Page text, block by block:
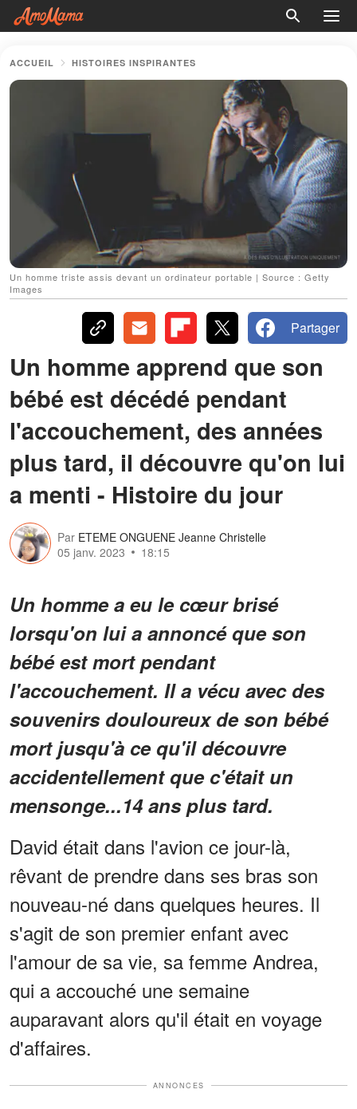
ACCUEIL HISTOIRES INSPIRANTES
Un homme triste assis devant un ordinateur portable | Source : Getty
Images
Partager
Un homme apprend que son
bébé est décédé pendant
l'accouchement, des années
plus tard, il découvre qu'on lui
a menti - Histoire du jour
Par ETEME ONGUENE Jeanne Christelle
05 janv. 2023
18:15
Un homme a eu le cœur brisé
lorsqu'on lui a annoncé que son
bébé est mort pendant
l'accouchement. Il a vécu avec des
souvenirs douloureux de son bébé
mort jusqu'à ce qu'il découvre
accidentellement que c'était un
mensonge...14 ans plus tard.
David était dans l'avion ce jour-là,
rêvant de prendre dans ses bras son
nouveau-né dans quelques heures. Il
s'agit de son premier enfant avec
l'amour de sa vie, sa femme Andrea,
qui a accouché une semaine
auparavant alors qu'il était en voyage
d'affaires.
ANNONCES